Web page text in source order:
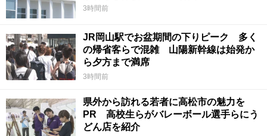
3時間前
JR岡山駅でお盆期間の下りピーク 多く
の帰省客らで混雑 山陽新幹線は始発か
ら夕方まで満席
3時間前
県外から訪れる若者に高松市の魅力を
PR 高校生らがバレーボール選手らにう
どん店を紹介